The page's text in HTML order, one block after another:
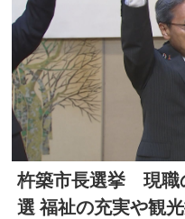
杵築市長選挙 現職
選 福祉の充実や観